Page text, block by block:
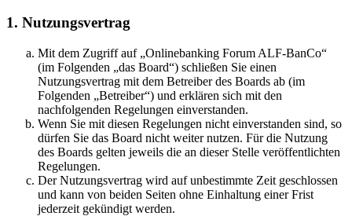
1. Nutzungsvertrag
Mit dem Zugriff auf „Onlinebanking Forum ALF-BanCo“
(im Folgenden „das Board“) schließen Sie einen
Nutzungsvertrag mit dem Betreiber des Boards ab (im
Folgenden „Betreiber“) und erklären sich mit den
nachfolgenden Regelungen einverstanden.
Wenn Sie mit diesen Regelungen nicht einverstanden sind, so
dürfen Sie das Board nicht weiter nutzen. Für die Nutzung
des Boards gelten jeweils die an dieser Stelle veröffentlichten
Regelungen.
Der Nutzungsvertrag wird auf unbestimmte Zeit geschlossen
und kann von beiden Seiten ohne Einhaltung einer Frist
jederzeit gekündigt werden.